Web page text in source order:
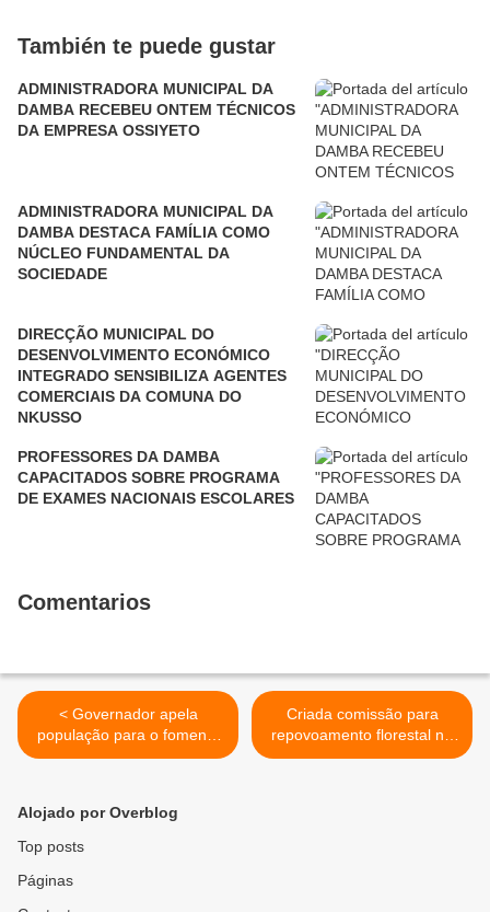
También te puede gustar
ADMINISTRADORA MUNICIPAL DA
DAMBA RECEBEU ONTEM TÉCNICOS
DA EMPRESA OSSIYETO
ADMINISTRADORA MUNICIPAL DA
DAMBA DESTACA FAMÍLIA COMO
NÚCLEO FUNDAMENTAL DA
SOCIEDADE
DIRECÇÃO MUNICIPAL DO
DESENVOLVIMENTO ECONÓMICO
INTEGRADO SENSIBILIZA AGENTES
COMERCIAIS DA COMUNA DO
NKUSSO
PROFESSORES DA DAMBA
CAPACITADOS SOBRE PROGRAMA
DE EXAMES NACIONAIS ESCOLARES
Comentarios
< Governador apela
população para o fomento
da produção agrícola
Criada comissão para
repovoamento florestal no
Uíge >
Alojado por Overblog
Top posts
Páginas